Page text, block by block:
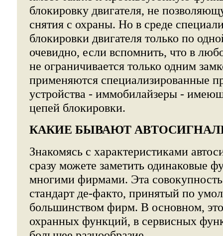
блокировку двигателя, не
снятия с охраны. Но в среде
блокировки двигателя только по
очевидно, если вспомнить, что в
не ограничивается только одним
применяются специализированные
устройства - иммобилайзеры -
цепей блокировки.
КАКИЕ БЫВАЮТ
Знакомясь с характеристиками
сразу можете заметить одинаковые
многими фирмами. Эта
стандарт де-факто, принятый по
большинством фирм. В основном,
охранных функций, в сервисных